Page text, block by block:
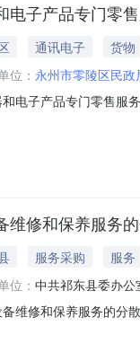
电子产品专门零
通讯电子 货物
位： 永州市零陵区民政
电子产品专门零售服
家用电器和电子产品
时间：-二、采购单
维修和保养服务
服务采购 服务
位： 中共祁东县委办公
维修和保养服务的分
采购单位信息采购